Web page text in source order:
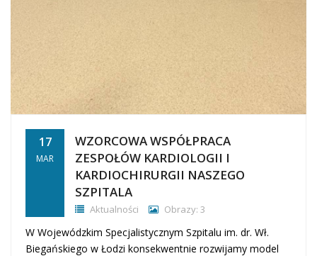
17
MAR
WZORCOWA WSPÓŁPRACA
ZESPOŁÓW KARDIOLOGII I
KARDIOCHIRURGII NASZEGO
SZPITALA
Aktualności Obrazy: 3
W Wojewódzkim Specjalistycznym Szpitalu im. dr. Wł.
Biegańskiego w Łodzi konsekwentnie rozwijamy model